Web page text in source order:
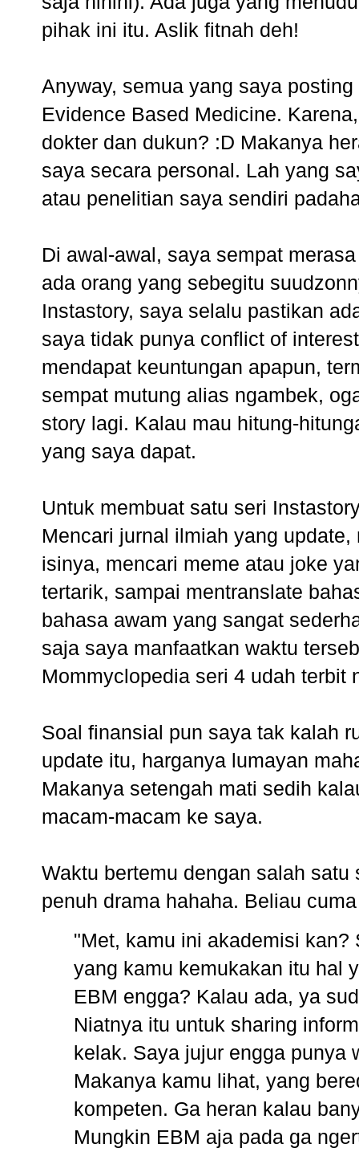
pihak ini itu. Aslik fitnah deh!
Anyway, semua yang saya
Evidence Based Medicine.
dokter dan dukun? :D Makanya
saya secara personal. Lah yang
atau penelitian saya sendiri
Di awal-awal, saya sempat
ada orang yang sebegitu
Instastory, saya selalu pastikan
saya tidak punya conflict of
mendapat keuntungan apapun,
sempat mutung alias ngambek,
story lagi. Kalau mau hitung-
yang saya dapat.
Untuk membuat satu seri
Mencari jurnal ilmiah yang
isinya, mencari meme atau joke
tertarik, sampai mentranslate
bahasa awam yang sangat
saja saya manfaatkan waktu
Mommyclopedia seri 4 udah terbit
Soal finansial pun saya tak kalah
update itu, harganya lumayan
Makanya setengah mati sedih
macam-macam ke saya.
Waktu bertemu dengan salah
penuh drama hahaha. Beliau
"Met, kamu ini akademisi
yang kamu kemukakan itu hal
EBM engga? Kalau ada, ya
Niatnya itu untuk sharing
kelak. Saya jujur engga punya
Makanya kamu lihat, yang
kompeten. Ga heran kalau
Mungkin EBM aja pada ga